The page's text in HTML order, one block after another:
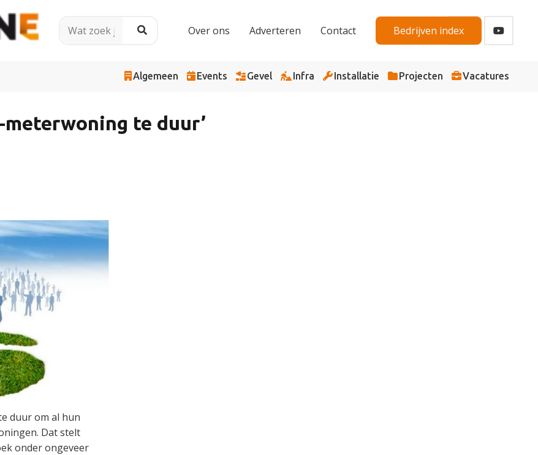
Over ons Adverteren Contact Bedrijven index
Algemeen Events Gevel Infra Installatie Projecten Vacatures
te duur’
duur om al hun
Dat stelt
onder ongeveer